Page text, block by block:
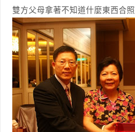
雙方父母拿著不知道什麼東西合照